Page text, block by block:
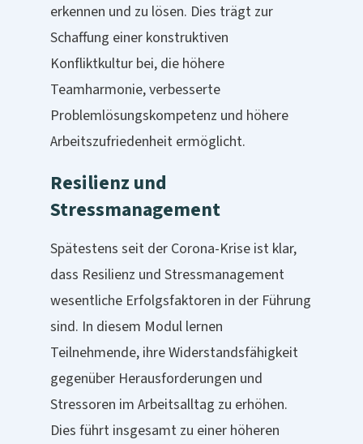
erkennen und zu lösen. Dies trägt zur
Schaffung einer konstruktiven
Konfliktkultur bei, die höhere
Teamharmonie, verbesserte
Problemlösungskompetenz und höhere
Arbeitszufriedenheit ermöglicht.
Resilienz und
Stressmanagement
Spätestens seit der Corona-Krise ist klar,
dass Resilienz und Stressmanagement
wesentliche Erfolgsfaktoren in der Führung
sind. In diesem Modul lernen
Teilnehmende, ihre Widerstandsfähigkeit
gegenüber Herausforderungen und
Stressoren im Arbeitsalltag zu erhöhen.
Dies führt insgesamt zu einer höheren